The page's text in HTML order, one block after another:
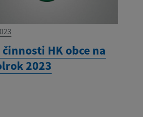
HK obce na
2023